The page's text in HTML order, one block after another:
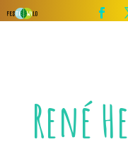
René